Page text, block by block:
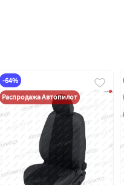
-64%
Распродажа Автопилот